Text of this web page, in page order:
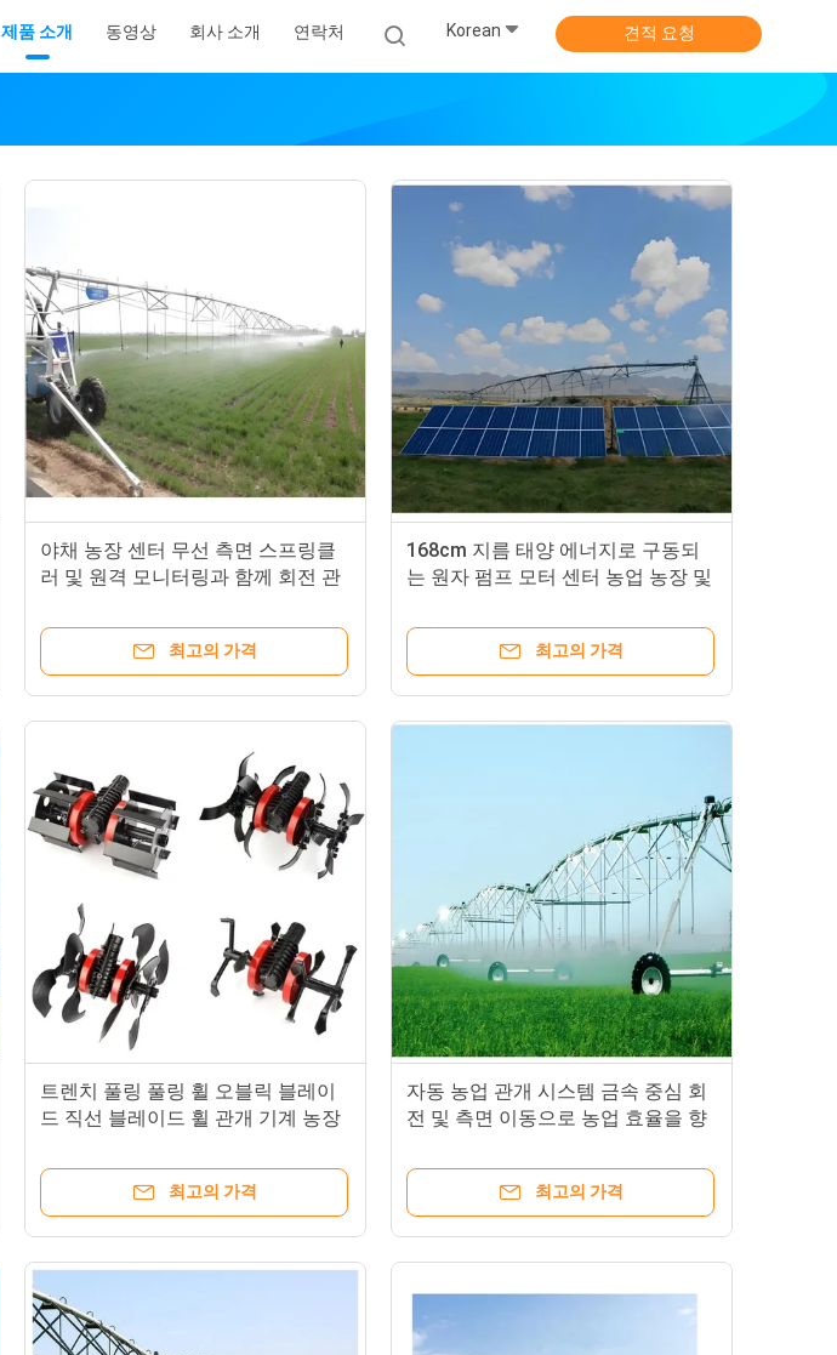
제품 소개 동영상 회사 소개 연락처 Korean 견적 요청
야채 농장 센터 무선 측면 스프링클
러 및 원격 모니터링과 함께 회전 관
최고의 가격
168cm 지름 태양 에너지로 구동되
는 원자 펌프 모터 센터 농업 농장 및
최고의 가격
트렌치 풀링 풀링 휠 오블릭 블레이
드 직선 블레이드 휠 관개 기계 농장
최고의 가격
자동 농업 관개 시스템 금속 중심 회
전 및 측면 이동으로 농업 효율을 향
최고의 가격